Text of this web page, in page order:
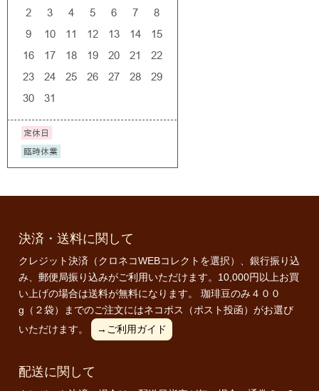
決済・送料に関して
クレジット決済（クロネコWEBコレクトを選択）、銀行振り込
み、郵便局振り込みがご利用いただけます。10,000円以上お買
い上げの場合は送料が無料になります。 珈琲豆のみ４００
g（２袋）までのご注文にはネコポス（ポスト投函）がお選び
いただけます。
→ご利用ガイド
配送に関して